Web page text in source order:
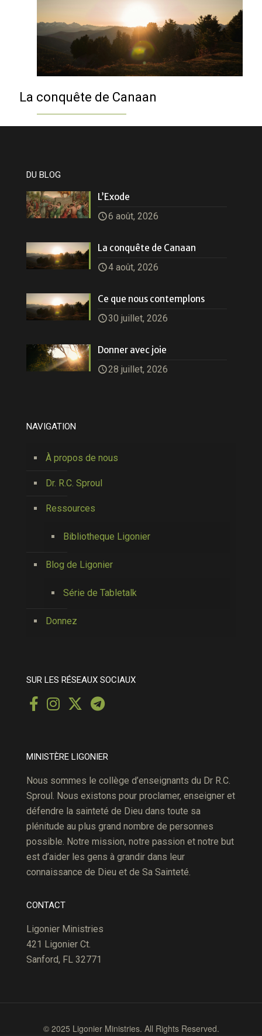
La conquête de Canaan
DU BLOG
L’Exode
6 août, 2026
La conquête de Canaan
4 août, 2026
Ce que nous contemplons
30 juillet, 2026
Donner avec joie
28 juillet, 2026
NAVIGATION
À propos de nous
Dr. R.C. Sproul
Ressources
Bibliotheque Ligonier
Blog de Ligonier
Série de Tabletalk
Donnez
SUR LES RÉSEAUX SOCIAUX
MINISTÈRE LIGONIER
Nous sommes le collège d’enseignants du Dr R.C.
Sproul. Nous existons pour proclamer, enseigner et
défendre la sainteté de Dieu dans toute sa
plénitude au plus grand nombre de personnes
possible. Notre mission, notre passion et notre but
est d’aider les gens à grandir dans leur
connaissance de Dieu et de Sa Sainteté.
CONTACT
Ligonier Ministries
421 Ligonier Ct.
Sanford, FL 32771
© 2025 Ligonier Ministries. All Rights Reserved.